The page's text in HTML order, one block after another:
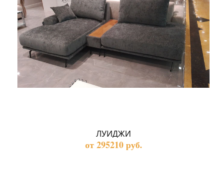
ЛУИДЖИ
от 295210 руб.